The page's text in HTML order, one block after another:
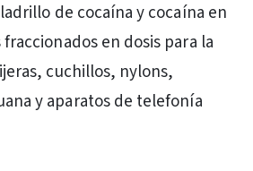
de cocaína y cocaína en
en dosis para la
cuchillos, nylons,
y aparatos de telefonía